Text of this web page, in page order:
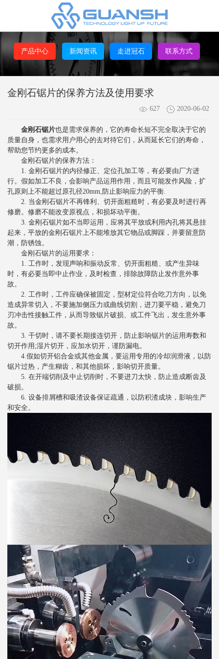
产品中心 新闻资讯 走进冠石 联系方式
金刚石锯片的保养方法及使用要求
627 2020-06-02
金刚石锯片也是需求保养的，它的寿命长短不完全取决于它的
质量自身，也需求用户用心的去对待它们，从而延长它们的寿命，
帮助您节约更多的成本。
金刚石锯片的保养方法：
1. 金刚石锯片的内径修正、定位孔加工等，有必要由厂方进
行。假如加工不良，会影响产品运用作用，而且可能发作风险，扩
孔原则上不能超过原孔径20mm,防止影响应力的平衡.
2. 当金刚石锯片不再锋利、切开面粗糙时，有必要及时进行再
修磨。修磨不能改变原视点，和损坏动平衡。
3. 金刚石锯片如不当即运用，应将其平放或利用内孔将其悬挂
起来，平放的金刚石锯片上不能堆放其它物品或脚踩，并要留意防
潮，防锈蚀。
金刚石锯片的运用要求：
1. 工作时，发现声响和振动反常、切开面粗糙、或产生异味
时，有必要当即中止作业，及时检查，排除故障防止发作意外事
故。
2. 工作时，工件应确保被固定，型材定位符合吃刀方向，以免
造成异常切入，不要施加侧压力或曲线切割，进刀要平稳，避免刀
刃冲击性接触工件，从而导致锯片破损、或工件飞出，发生意外事
故。
3. 干切时，请不要长期接连切开，防止影响锯片的运用寿数和
切开作用;湿片切开，应加水切开，谨防漏电。
4.假如切开铝合金或其他金属，要运用专用的冷却润滑液，以防
锯片过热，产生糊齿，和其他损坏，影响切开质量。
5. 在开端切削及中止切削时，不要进刀太快，防止造成断齿及
破损。
6. 设备排屑槽和吸渣设备保证疏通，以防积渣成块，影响生产
和安全。